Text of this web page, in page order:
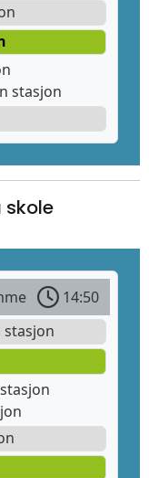
stasjon
skole
14:50
stasjon